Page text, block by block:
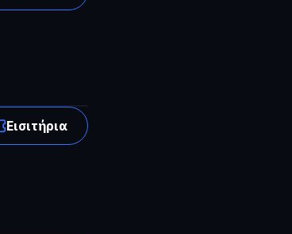
Εισιτήρια